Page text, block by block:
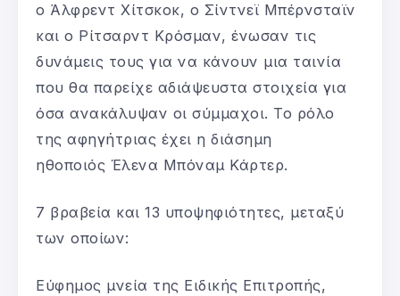
ο Άλφρεντ Χίτσκοκ, ο Σίντνεϊ Μπέρνσταϊν
και ο Ρίτσαρντ Κρόσμαν, ένωσαν τις
δυνάμεις τους για να κάνουν μια ταινία
που θα παρείχε αδιάψευστα στοιχεία για
όσα ανακάλυψαν οι σύμμαχοι. Το ρόλο
της αφηγήτριας έχει η διάσημη
ηθοποιός Έλενα Μπόναμ Κάρτερ.
7 βραβεία και 13 υποψηφιότητες, μεταξύ
των οποίων:
Εύφημος μνεία της Ειδικής Επιτροπής,